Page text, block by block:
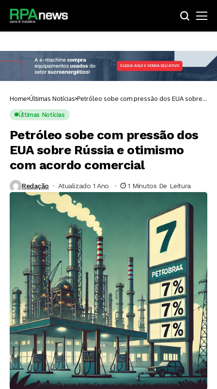
Home Últimas Notícias Petróleo sobe com pressão dos EUA sobre
Rússia e otimismo com acordo comercial
Últimas Notícias
Petróleo sobe com pressão dos
EUA sobre Rússia e otimismo
com acordo comercial
Redação Atualizado 1 Ano ⁮ 1 Minutos De Leitura